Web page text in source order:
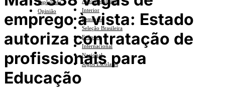
Interior
Feminino
Seleção Brasileira
E-Sports
Internacional
Nacional
Jogos Escolares
Esplanada
Opinião
emprego à vista: Estado
autoriza contratação de
profissionais para
Educação